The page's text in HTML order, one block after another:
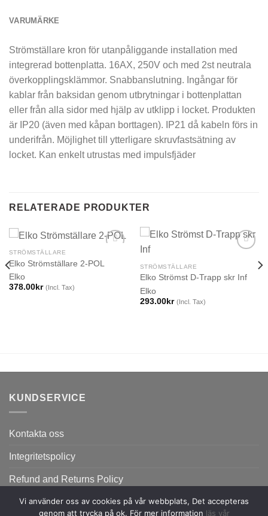
VARUMÄRKE
Strömställare kron för utanpåliggande installation med
integrerad bottenplatta. 16AX, 250V och med 2st neutrala
överkopplingsklämmor. Snabbanslutning. Ingångar för
kablar från baksidan genom utbrytningar i bottenplattan
eller från alla sidor med hjälp av utklipp i locket. Produkten
är IP20 (även med kåpan borttagen). IP21 då kabeln förs in
underifrån. Möjlighet till ytterligare skruvfastsätning av
locket. Kan enkelt utrustas med impulsfjäder
RELATERADE PRODUKTER
STRÖMSTÄLLARE
Elko Strömställare 2-POL
Elko
378.00kr (Incl. Tax)
STRÖMSTÄLLARE
Elko Strömst D-Trapp skr Inf
Elko
293.00kr (Incl. Tax)
KUNDSERVICE
Kontakta oss
Integritetspolicy
Refund and Returns Policy
Vi använder oss av cookies på vår webbplats, Det accepteras
genom att trycka på ok. För mer information läs vår